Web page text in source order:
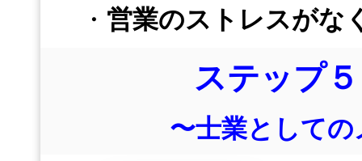
・ 営業のストレスがな
ステップ
〜士業として